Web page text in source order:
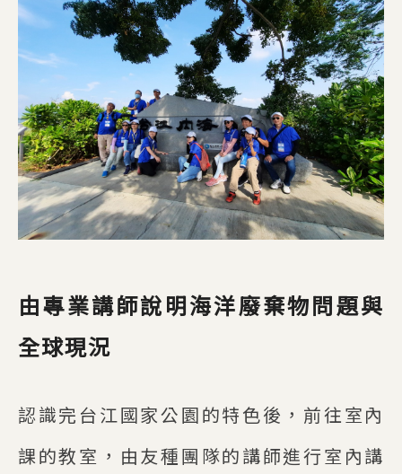
由專業講師說明海洋廢棄物問題與
全球現況
認識完台江國家公園的特色後，前往室內
課的教室，由友種團隊的講師進行室內講